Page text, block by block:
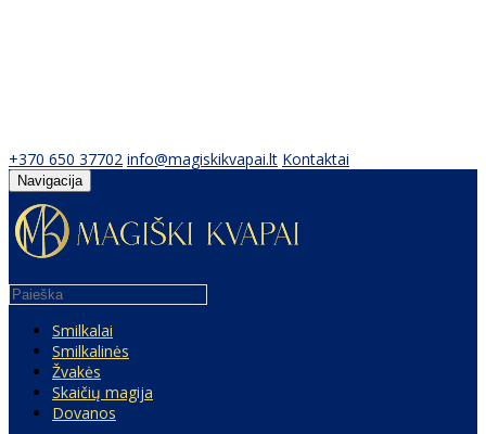
+370 650 37702 info@magiskikvapai.lt Kontaktai
Navigacija
Smilkalai
Smilkalinės
Žvakės
Skaičių magija
Dovanos